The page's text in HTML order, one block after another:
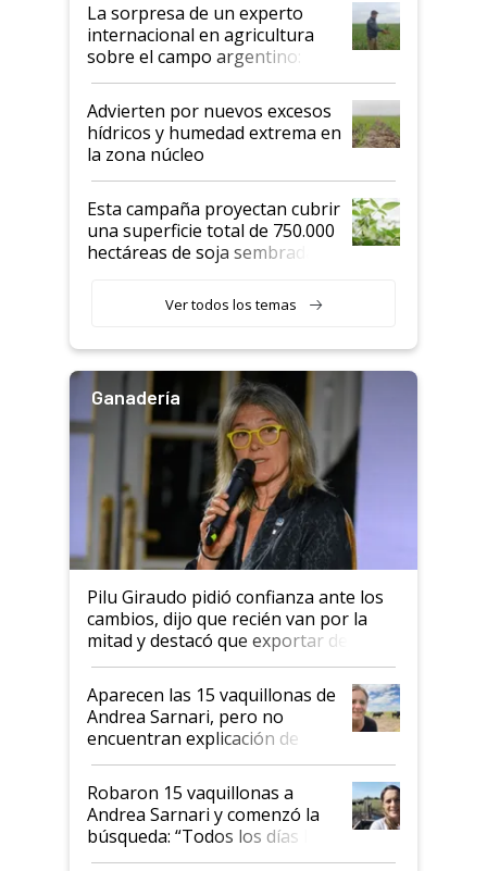
La sorpresa de un experto
internacional en agricultura
sobre el campo argentino:
"Estoy muy impresionado"
Advierten por nuevos excesos
hídricos y humedad extrema en
la zona núcleo
Esta campaña proyectan cubrir
una superficie total de 750.000
hectáreas de soja sembradas
variedades que marcan un
salto tecnológico en genética y
Ver todos los temas
Ganadería
Pilu Giraudo pidió confianza ante los
cambios, dijo que recién van por la
mitad y destacó que exportar dejó de
ser "para unos pocos": "Tenemos un
mandato muy claro del gobierno
nacional"
Aparecen las 15 vaquillonas de
Andrea Sarnari, pero no
encuentran explicación de
cómo llegaron allí
Robaron 15 vaquillonas a
Andrea Sarnari y comenzó la
búsqueda: “Todos los días le
toca a algún productor”